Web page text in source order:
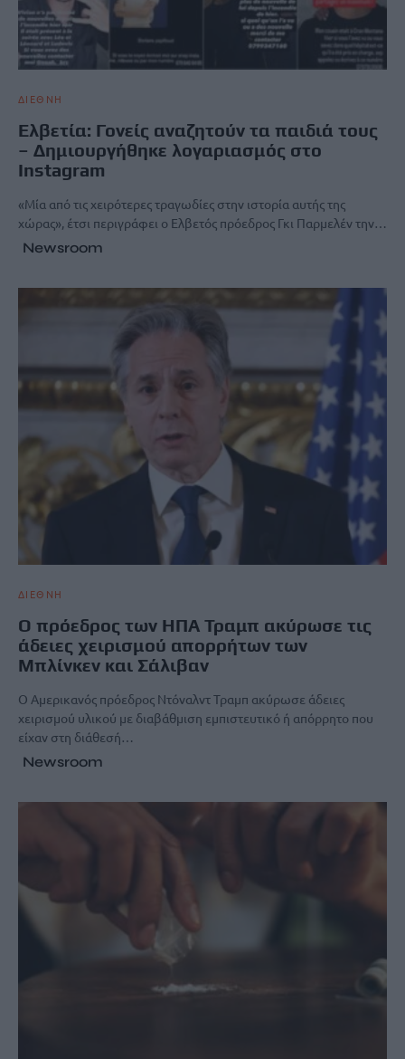
ΔΙΕΘΝΗ
Ελβετία: Γονείς αναζητούν τα παιδιά τους
– Δημιουργήθηκε λογαριασμός στο
Instagram
«Μία από τις χειρότερες τραγωδίες στην ιστορία αυτής της
χώρας», έτσι περιγράφει ο Ελβετός πρόεδρος Γκι Παρμελέν την…
Newsroom
ΔΙΕΘΝΗ
Ο πρόεδρος των ΗΠΑ Τραμπ ακύρωσε τις
άδειες χειρισμού απορρήτων των
Μπλίνκεν και Σάλιβαν
O Αμερικανός πρόεδρος Ντόναλντ Τραμπ ακύρωσε άδειες
χειρισμού υλικού με διαβάθμιση εμπιστευτικό ή απόρρητο που
είχαν στη διάθεσή…
Newsroom